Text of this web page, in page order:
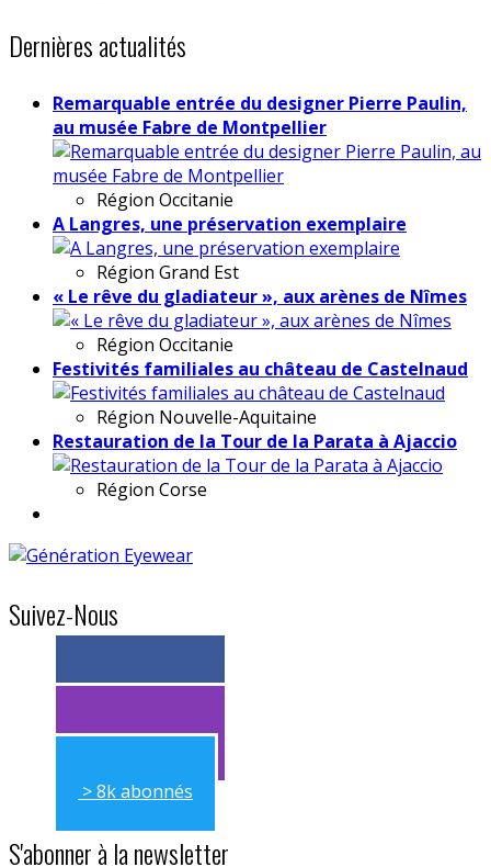
Dernières actualités
Remarquable entrée du designer Pierre Paulin,
au musée Fabre de Montpellier
Région Occitanie
A Langres, une préservation exemplaire
Région Grand Est
« Le rêve du gladiateur », aux arènes de Nîmes
Région Occitanie
Festivités familiales au château de Castelnaud
Région Nouvelle-Aquitaine
Restauration de la Tour de la Parata à Ajaccio
Région Corse
Suivez-Nous
> 11k abonnés
> 11k abonnés
> 8k abonnés
S'abonner à la newsletter